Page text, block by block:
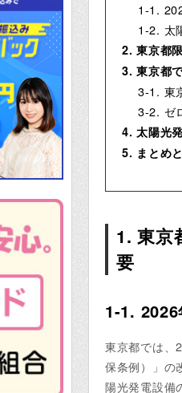
1-1.
1-2. 太
2. 東京都
3. 東京都
3-1. 東
3-2. ゼ
4. 太陽光
5. まとめ
1. 東京
要
1-1.
東京都では、
保条例）」の
陽光発電設備